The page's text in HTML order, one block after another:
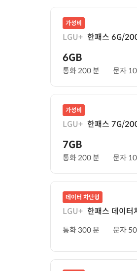
가성비
LGU+ 한패스 6G/
6GB
통화 200 분 문자
가성비
LGU+ 한패스 7G/
7GB
통화 200 분 문자
데이터 차단형
LGU+ 한패스 데이
통화 300 분 문자